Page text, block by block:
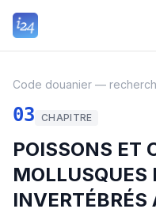
Code douanier —
03 CHAPITRE
POISSONS ET
MOLLUSQUES
INVERTÉBRÉS